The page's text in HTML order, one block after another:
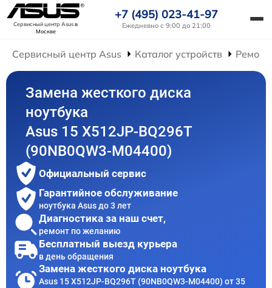
Сервисный центр Asusв
Москве
+7 (495) 023-41-97
Ежедневно с 9:00 до 21:00
Сервисный центр Asus Каталог устройств
Замена жесткого диска
ноутбука
Asus 15 X512JP-BQ296T
(90NB0QW3-M04400)
Официальный сервис
Гарантийное обслуживание
ноутбука Asus до 3 лет
Диагностика за наш счет,
ремонт по желанию
Бесплатный выезд курьера
в день обращения
Замена жесткого диска ноутбука
Asus 15 X512JP-BQ296T (90NB0QW3-M04400) от 35